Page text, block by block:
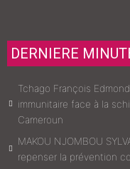
DERNIERE
Tchago François
immunitaire face à la
Cameroun
MAKOU NJOMBOU
repenser la prévention